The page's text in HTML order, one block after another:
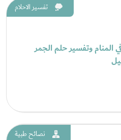
تفسير الاحلام
المنام وتفسير حلم الجمر
نصائح طبية